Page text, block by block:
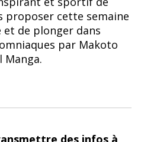
proposer cette semaine
de plonger dans
par Makoto
Manga.
des infos à